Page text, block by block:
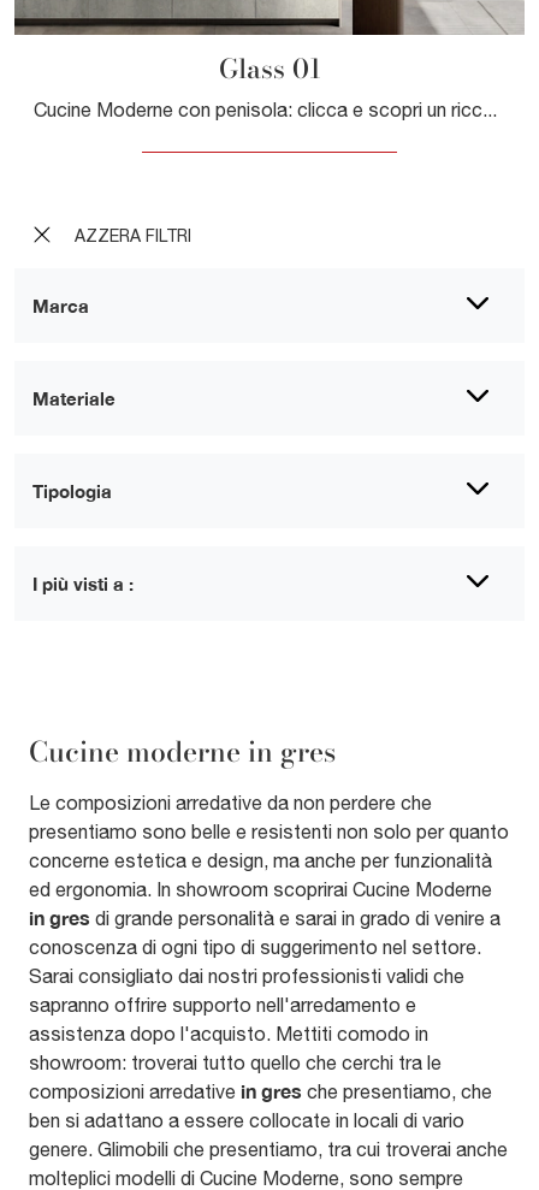
AZZERA FILTRI
Marca
Materiale
Tipologia
I più visti a :
Glass 01
Cucine moderne in gres
Le composizioni arredative da non perdere che
presentiamo sono belle e resistenti non solo per quanto
concerne estetica e design, ma anche per funzionalità
ed ergonomia. In showroom scoprirai Cucine Moderne
in gres di grande personalità e sarai in grado di venire a
conoscenza di ogni tipo di suggerimento nel settore.
Sarai consigliato dai nostri professionisti validi che
sapranno offrire supporto nell'arredamento e
assistenza dopo l'acquisto. Mettiti comodo in
showroom: troverai tutto quello che cerchi tra le
composizioni arredative in gres che presentiamo, che
ben si adattano a essere collocate in locali di vario
genere. Glimobili che presentiamo, tra cui troverai anche
molteplici modelli di Cucine Moderne, sono sempre